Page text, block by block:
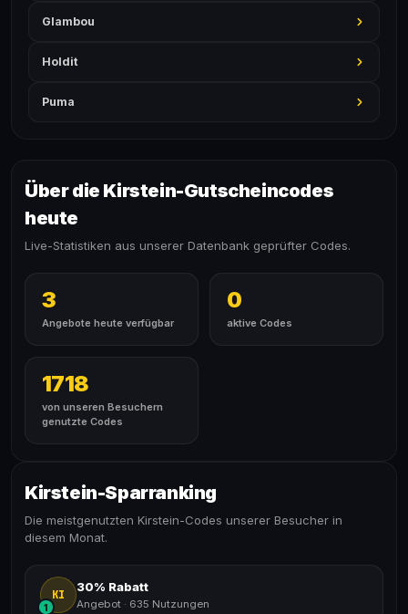
Glambou
Holdit
Puma
Über die Kirstein-Gutscheincodes
heute
Live-Statistiken aus unserer Datenbank geprüfter Codes.
3
Angebote heute verfügbar
0
aktive Codes
1718
von unseren Besuchern
genutzte Codes
Kirstein-Sparranking
Die meistgenutzten Kirstein-Codes unserer Besucher in
diesem Monat.
KI
1
30% Rabatt
Angebot · 635 Nutzungen